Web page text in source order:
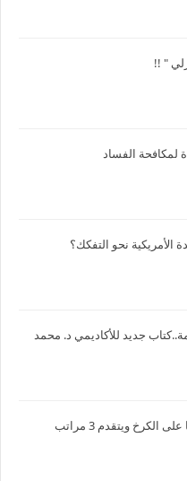
" !!
لمكافحة الفساد
الأمريكية نحو التفكك؟
جديد للأكاديمي د. محمد
ويتقدم 3 مراتب